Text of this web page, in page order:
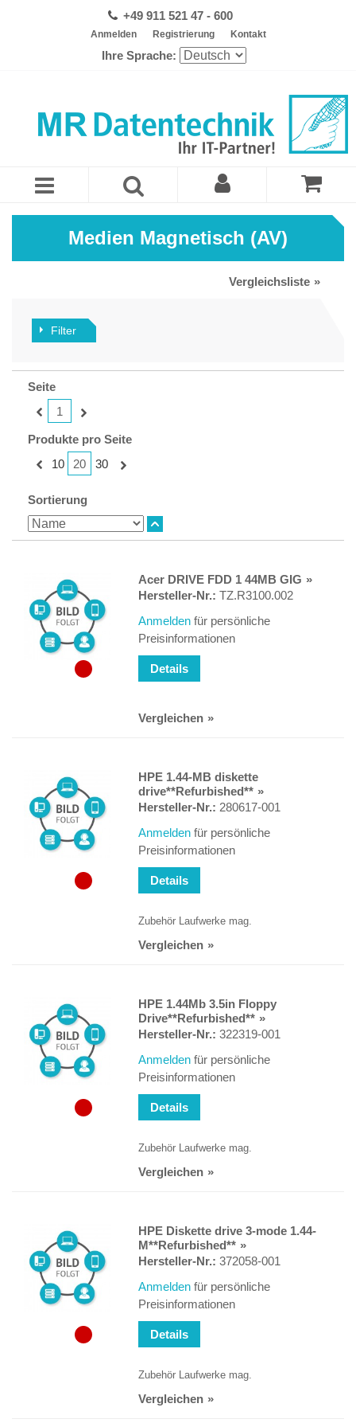
+49 911 521 47 - 600
Anmelden Registrierung Kontakt
Ihre Sprache:
Medien Magnetisch (AV)
Vergleichsliste
Filter
Seite
1
Produkte pro Seite
10
20 30
Sortierung
Acer DRIVE FDD 1 44MB GIG
Hersteller-Nr.: TZ.R3100.002
Anmelden für persönliche
Preisinformationen
Details
Vergleichen
HPE 1.44-MB diskette
drive**Refurbished**
Hersteller-Nr.: 280617-001
Anmelden für persönliche
Preisinformationen
Details
Zubehör Laufwerke mag.
Vergleichen
HPE 1.44Mb 3.5in Floppy
Drive**Refurbished**
Hersteller-Nr.: 322319-001
Anmelden für persönliche
Preisinformationen
Details
Zubehör Laufwerke mag.
Vergleichen
HPE Diskette drive 3-mode 1.44-
M**Refurbished**
Hersteller-Nr.: 372058-001
Anmelden für persönliche
Preisinformationen
Details
Zubehör Laufwerke mag.
Vergleichen